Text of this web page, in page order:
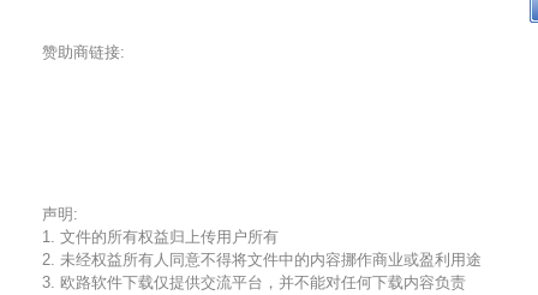
赞助商链接:
声明:
1. 文件的所有权益归上传用户所有
2. 未经权益所有人同意不得将文件中的内容挪作商业或盈利用途
3. 欧路软件下载仅提供交流平台，并不能对任何下载内容负责